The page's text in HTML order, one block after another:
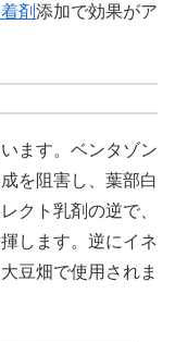
剤添加で効果がア
ます。ベンタゾン
を阻害し、葉部白
クト乳剤の逆で、
します。逆にイネ
豆畑で使用されま